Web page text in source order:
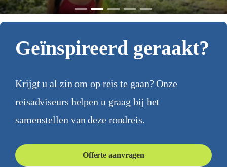
Geïnspireerd geraakt?
Krijgt u al zin om op reis te gaan? Onze
reisadviseurs helpen u graag bij het
samenstellen van deze rondreis.
Offerte aanvragen